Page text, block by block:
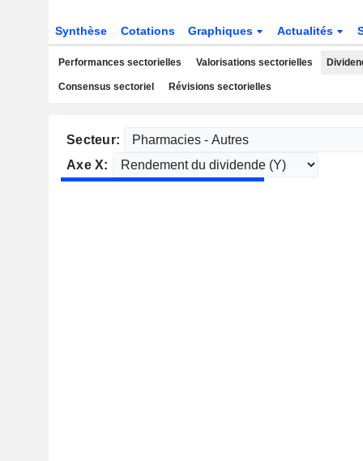
Synthèse Cotations Graphiques Actualités
Performances sectorielles Valorisations sectorielles
Consensus sectoriel Révisions sectorielles
Secteur:
Axe X: